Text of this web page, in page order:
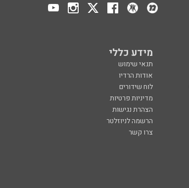
מידע כללי
תנאי שימוש
אודות הרדיו
לוח שידורים
מדיניות פרטיות
הצהרת נגישות
הרשמה לניוזלטר
צרו קשר